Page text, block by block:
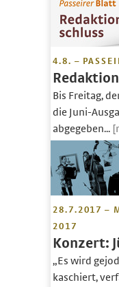
4.8. –
Bis Freitag,
die Juni-
abgegeben...
28.7.2017 –
2017
Konzert:
„Es wird
kaschiert,